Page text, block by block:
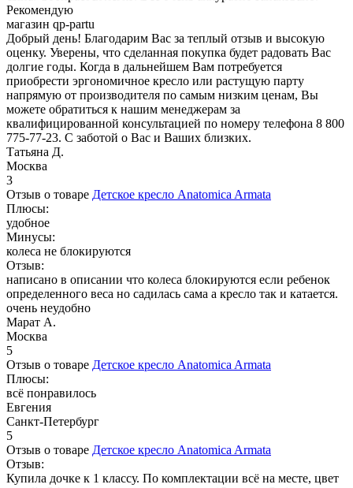
Рекомендую
магазин qp-partu
Добрый день! Благодарим Вас за теплый отзыв и высокую
оценку. Уверены, что сделанная покупка будет радовать Вас
долгие годы. Когда в дальнейшем Вам потребуется
приобрести эргономичное кресло или растущую парту
напрямую от производителя по самым низким ценам, Вы
можете обратиться к нашим менеджерам за
квалифицированной консультацией по номеру телефона 8 800
775-77-23. С заботой о Вас и Ваших близких.
Татьяна Д.
Москва
3
Отзыв о товаре Детское кресло Anatomica Armata
Плюсы:
удобное
Минусы:
колеса не блокируются
Отзыв:
написано в описании что колеса блокируются если ребенок
определенного веса но садилась сама а кресло так и катается.
очень неудобно
Марат А.
Москва
5
Отзыв о товаре Детское кресло Anatomica Armata
Плюсы:
всё понравилось
Евгения
Санкт-Петербург
5
Отзыв о товаре Детское кресло Anatomica Armata
Отзыв:
Купила дочке к 1 классу. По комплектации всё на месте, цвет